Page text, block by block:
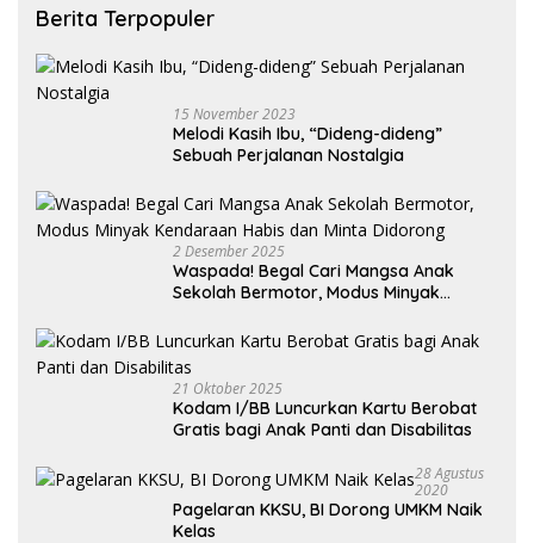
Berita Terpopuler
15 November 2023
Melodi Kasih Ibu, “Dideng-dideng”
Sebuah Perjalanan Nostalgia
2 Desember 2025
Waspada! Begal Cari Mangsa Anak
Sekolah Bermotor, Modus Minyak
21 Oktober 2025
Kodam I/BB Luncurkan Kartu Berobat
Gratis bagi Anak Panti dan Disabilitas
28 Agustus
2020
Pagelaran KKSU, BI Dorong UMKM Naik
Kelas